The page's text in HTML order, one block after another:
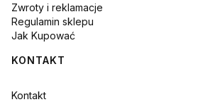
Zwroty i reklamacje
Regulamin sklepu
Jak Kupować
KONTAKT
Kontakt